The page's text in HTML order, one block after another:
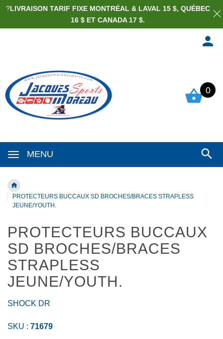
MENU
0
PROTECTEURS BUCCAUX SD BROCHES/BRACES STRAPLESS
JEUNE/YOUTH.
PROTECTEURS BUCCAUX
SD BROCHES/BRACES
STRAPLESS
JEUNE/YOUTH.
SHOCK DR
SKU : 71679
?LIVRAISON TARIF FIXE MONTRÉAL & LAVAL 15 $, QUÉBEC
16 $ ET CANADA 17 $.